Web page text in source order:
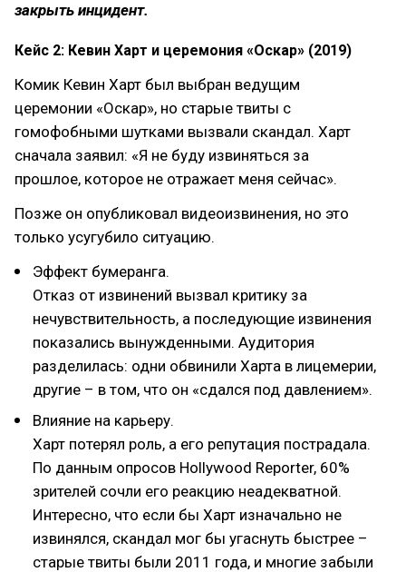
закрыть инцидент.
Кейс 2: Кевин Харт и церемония «Оскар» (2019)
Комик Кевин Харт был выбран ведущим
церемонии «Оскар», но старые твиты с
гомофобными шутками вызвали скандал. Харт
сначала заявил: «Я не буду извиняться за
прошлое, которое не отражает меня сейчас».
Позже он опубликовал видеоизвинения, но это
только усугубило ситуацию.
Эффект бумеранга.
Отказ от извинений вызвал критику за
нечувствительность, а последующие извинения
показались вынужденными. Аудитория
разделилась: одни обвинили Харта в лицемерии,
другие – в том, что он «сдался под давлением».
Влияние на карьеру.
Харт потерял роль, а его репутация пострадала.
По данным опросов Hollywood Reporter, 60%
зрителей сочли его реакцию неадекватной.
Интересно, что если бы Харт изначально не
извинялся, скандал мог бы угаснуть быстрее –
старые твиты были 2011 года, и многие забыли